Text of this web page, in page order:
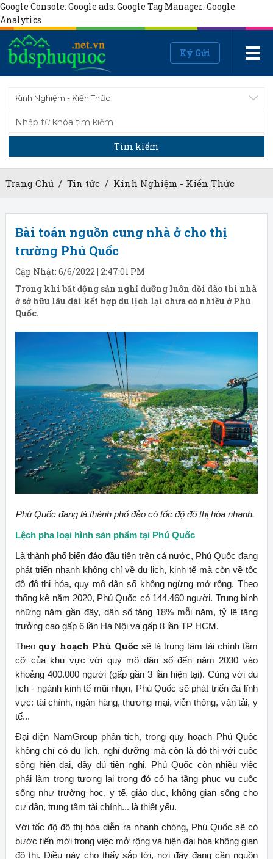
Google Console: Google ads: Google Tag Manager: Google
Analytics
Ký Gửi
Kinh Nghiệm - Kiến Thức
Tìm kiếm
Trang Chủ/ Tin tức/ Kinh Nghiệm - Kiến Thức
Bài toán nguồn cung nhà ở cho thị
trường Phú Quốc
Cập Nhật: 6/6/2022 | 2:47:01 PM
Trong khi bất động sản nghỉ dưỡng luôn dồi dào thì nhà
ở sở hữu lâu dài kết hợp du lịch lại chưa có nhiều ở Phú
Quốc.
Phú Quốc đang là thành phố đảo có tốc độ đô thị hóa nhanh.
Lệch pha loại hình sản phẩm tại Phú Quốc
Là thành phố biển đảo đầu tiên trên cả nước, Phú Quốc đang
phát triển nhanh không chỉ về du lịch, kinh tế mà còn về tốc
độ đô thị hóa, quy mô dân số không ngừng mở rộng. Theo
thống kê năm 2020, Phú Quốc có 144.460 người. Trung bình
những năm gần đây, dân số tăng 18% mỗi năm, tỷ lệ tăng
trưởng cao gấp 6 lần Hà Nội và gấp 8 lần TP HCM.
Theo quy hoạch Phú Quốc sẽ là trung tâm tài chính tầm
cỡ của khu vực với quy mô dân số đến năm 2030 vào
khoảng 400.000 người (gấp gần 3 lần hiện tại). Cùng với du
lịch - ngành kinh tế mũi nhọn, Phú Quốc sẽ phát triển đa lĩnh
vực: tài chính, ngân hàng, thương mại, viễn thông, vận tải, y
tế...
Đại diện NamGroup phân tích, trong quy hoạch Phú Quốc
không chỉ có du lịch, nghỉ dưỡng mà còn là đô thị với cuộc
sống hiện đại, đầy đủ tiện nghi. Phú Quốc còn nhiều việc
phải làm trong tương lai trong đó có hạ tầng phục vụ cuộc
sống như trường học, y tế, giáo dục, không gian sống cho
cư dân, trung tâm tài chính... là thiết yếu.
Với tốc độ đô thị hóa diễn ra nhanh chóng, Phú Quốc sẽ có
bước tiến mới trong việc mở rộng và hiện đại hóa không gian
đô thị. Điều này cho thấy sắp tới, nơi đây đang cần nguồn